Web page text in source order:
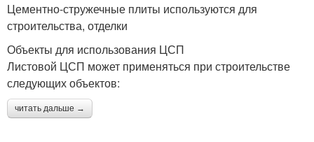
Цементно-стружечные плиты используются для
строительства, отделки
Объекты для использования ЦСП
Листовой ЦСП может применяться при строительстве
следующих объектов:
читать дальше →